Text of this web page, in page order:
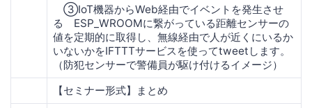
③IoT機器からWeb経由でイベントを発生させ
る ESP_WROOMに繋がっている距離センサーの
値を定期的に取得し、無線経由で人が近くにいるか
いないかをIFTTTサービスを使ってtweetします。
（防犯センサーで警備員が駆け付けるイメージ）
【セミナー形式】まとめ